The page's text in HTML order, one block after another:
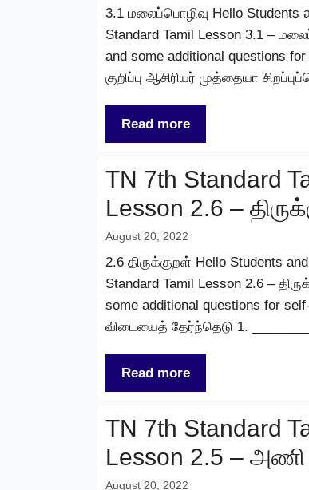
3.1 மலைப்பொழிவு Hello Students
Standard Tamil Lesson 3.1 –
and some additional questions
குறிப்பு ஆசிரியர் முத்தையா
Read more
TN 7th Standard
Lesson 2.6 –
August 20, 2022
2.6 திருக்குறள் Hello Students
Standard Tamil Lesson 2.6 –
some additional questions for
விடையைத் தேர்ந்தெடு 1.
Read more
TN 7th Standard
Lesson 2.5 –
August 20, 2022